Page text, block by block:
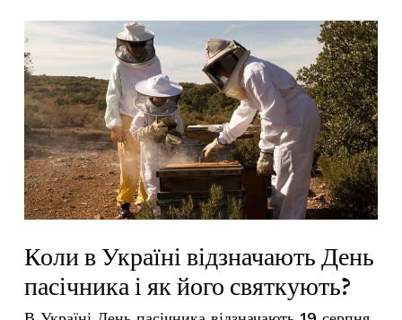
Коли в Україні відзначають День
пасічника і як його святкують?